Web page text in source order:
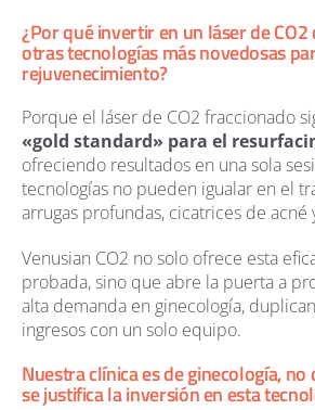
¿Por qué invertir en un láser de CO2
otras tecnologías más novedosas
rejuvenecimiento?
Porque el láser de CO2 fraccionado
«gold standard» para el
ofreciendo resultados en una sola
tecnologías no pueden igualar en el
arrugas profundas, cicatrices de acné
Venusian CO2 no solo ofrece esta
probada, sino que abre la puerta a
alta demanda en ginecología,
ingresos con un solo equipo.
Nuestra clínica es de ginecología, no
se justifica la inversión en esta